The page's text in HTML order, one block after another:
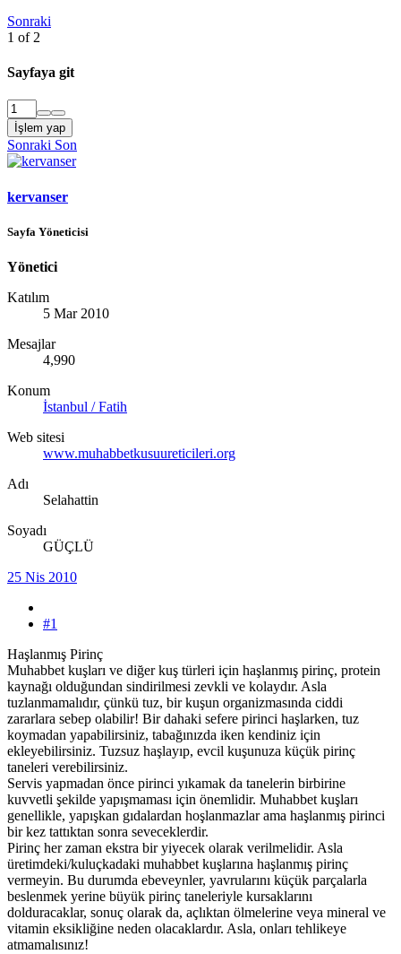
Sonraki
1 of 2
Sayfaya git
İşlem yap
Sonraki Son
kervanser
Sayfa Yöneticisi
Yönetici
Katılım
5 Mar 2010
Mesajlar
4,990
Konum
İstanbul / Fatih
Web sitesi
www.muhabbetkusuureticileri.org
Adı
Selahattin
Soyadı
GÜÇLÜ
25 Nis 2010
#1
Haşlanmış Pirinç
Muhabbet kuşları ve diğer kuş türleri için haşlanmış pirinç, protein
kaynağı olduğundan sindirilmesi zevkli ve kolaydır. Asla
tuzlanmamalıdır, çünkü tuz, bir kuşun organizmasında ciddi
zararlara sebep olabilir! Bir dahaki sefere pirinci haşlarken, tuz
koymadan yapabilirsiniz, tabağınızda iken kendiniz için
ekleyebilirsiniz. Tuzsuz haşlayıp, evcil kuşunuza küçük pirinç
taneleri verebilirsiniz.
Servis yapmadan önce pirinci yıkamak da tanelerin birbirine
kuvvetli şekilde yapışmaması için önemlidir. Muhabbet kuşları
genellikle, yapışkan gıdalardan hoşlanmazlar ama haşlanmış pirinci
bir kez tattıktan sonra seveceklerdir.
Pirinç her zaman ekstra bir yiyecek olarak verilmelidir. Asla
üretimdeki/kuluçkadaki muhabbet kuşlarına haşlanmış pirinç
vermeyin. Bu durumda ebeveynler, yavrularını küçük parçalarla
beslenmek yerine büyük pirinç taneleriyle kursaklarını
dolduracaklar, sonuç olarak da, açlıktan ölmelerine veya mineral ve
vitamin eksikliğine neden olacaklardır. Asla, onları tehlikeye
atmamalısınız!